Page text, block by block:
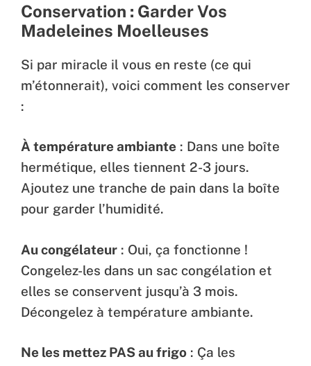
Conservation : Garder Vos
Madeleines Moelleuses
Si par miracle il vous en reste (ce qui
m’étonnerait), voici comment les conserver
:
À température ambiante : Dans une boîte
hermétique, elles tiennent 2-3 jours.
Ajoutez une tranche de pain dans la boîte
pour garder l’humidité.
Au congélateur : Oui, ça fonctionne !
Congelez-les dans un sac congélation et
elles se conservent jusqu’à 3 mois.
Décongelez à température ambiante.
Ne les mettez PAS au frigo : Ça les